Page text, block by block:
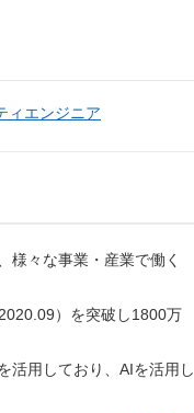
ィエンジニア
様々な事業・産業で働く
）を突破し1800万
活用しており、AIを活用し